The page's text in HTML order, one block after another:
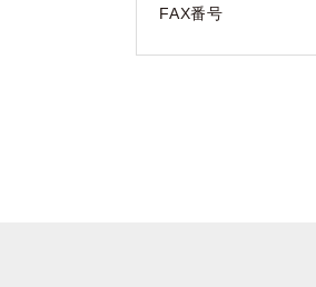
FAX番号